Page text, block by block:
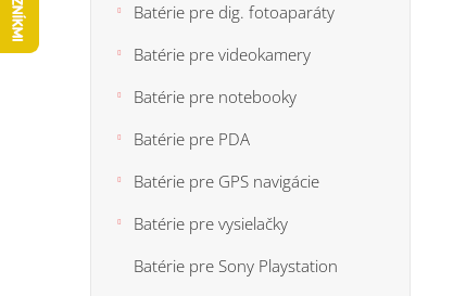
Batérie pre dig. fotoaparáty
Batérie pre videokamery
Batérie pre notebooky
Batérie pre PDA
Batérie pre GPS navigácie
Batérie pre vysielačky
Batérie pre Sony Playstation